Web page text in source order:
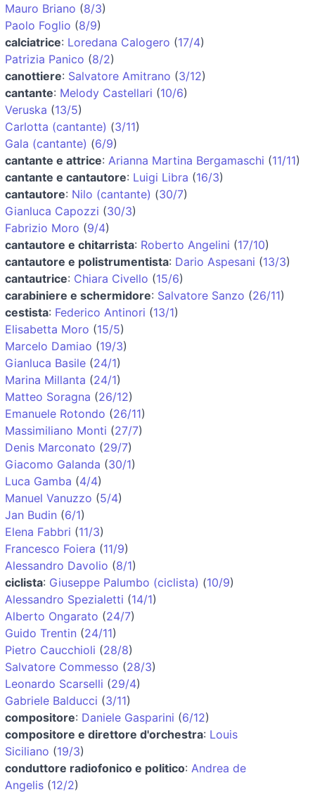
Mauro Briano (8/3)
Paolo Foglio (8/9)
calciatrice: Loredana Calogero (17/4)
Patrizia Panico (8/2)
canottiere: Salvatore Amitrano (3/12)
cantante: Melody Castellari (10/6)
Veruska (13/5)
Carlotta (cantante) (3/11)
Gala (cantante) (6/9)
cantante e attrice: Arianna Martina Bergamaschi (11/11)
cantante e cantautore: Luigi Libra (16/3)
cantautore: Nilo (cantante) (30/7)
Gianluca Capozzi (30/3)
Fabrizio Moro (9/4)
cantautore e chitarrista: Roberto Angelini (17/10)
cantautore e polistrumentista: Dario Aspesani (13/3)
cantautrice: Chiara Civello (15/6)
carabiniere e schermidore: Salvatore Sanzo (26/11)
cestista: Federico Antinori (13/1)
Elisabetta Moro (15/5)
Marcelo Damiao (19/3)
Gianluca Basile (24/1)
Marina Millanta (24/1)
Matteo Soragna (26/12)
Emanuele Rotondo (26/11)
Massimiliano Monti (27/7)
Denis Marconato (29/7)
Giacomo Galanda (30/1)
Luca Gamba (4/4)
Manuel Vanuzzo (5/4)
Jan Budin (6/1)
Elena Fabbri (11/3)
Francesco Foiera (11/9)
Alessandro Davolio (8/1)
ciclista: Giuseppe Palumbo (ciclista) (10/9)
Alessandro Spezialetti (14/1)
Alberto Ongarato (24/7)
Guido Trentin (24/11)
Pietro Caucchioli (28/8)
Salvatore Commesso (28/3)
Leonardo Scarselli (29/4)
Gabriele Balducci (3/11)
compositore: Daniele Gasparini (6/12)
compositore e direttore d'orchestra: Louis
Siciliano (19/3)
conduttore radiofonico e politico: Andrea de
Angelis (12/2)